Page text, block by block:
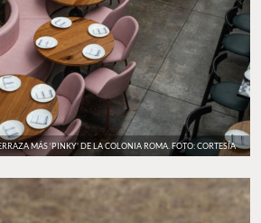
MÁS ‘PINKY’ DE LA COLONIA ROMA. FOTO: CORTESÍA